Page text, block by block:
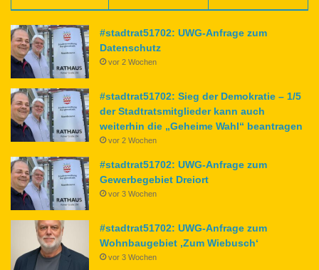
#stadtrat51702: UWG-Anfrage zum
Datenschutz
vor 2 Wochen
#stadtrat51702: Sieg der Demokratie – 1/5
der Stadtratsmitglieder kann auch
weiterhin die „Geheime Wahl“ beantragen
vor 2 Wochen
#stadtrat51702: UWG-Anfrage zum
Gewerbegebiet Dreiort
vor 3 Wochen
#stadtrat51702: UWG-Anfrage zum
Wohnbaugebiet ‚Zum Wiebusch‘
vor 3 Wochen